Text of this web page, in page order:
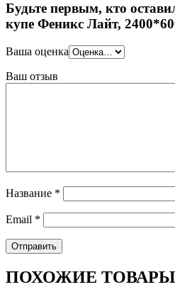
Будьте первым, кто
купе Феникс Лайт,
Ваша оценка
Ваш отзыв
Название *
Email *
ПОХОЖИЕ ТОВАРЫ